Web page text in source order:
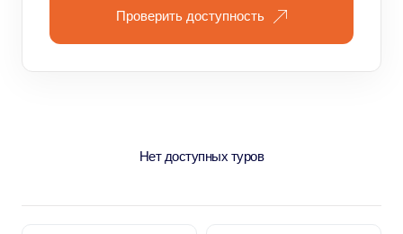
Нет доступных туров
Проверить доступность